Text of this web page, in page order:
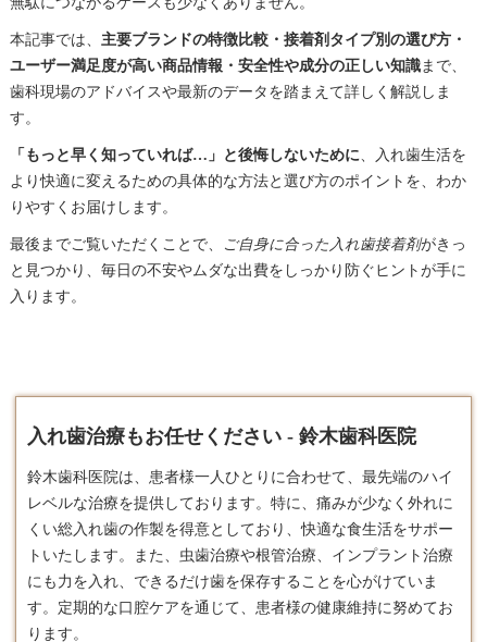
本記事では、 主要ブランドの特徴比較・接着剤タイプ別の選び方・
ユーザー満足度が高い商品情報・安全性や成分の正しい知識まで、
歯科現場のアドバイスや最新のデータを踏まえて詳しく解説しま
す。
「もっと早く知っていれば…」と後悔しないために 、入れ歯生活を
より快適に変えるための具体的な方法と選び方のポイントを、わか
りやすくお届けします。
最後までご覧いただくことで、 ご自身に合った入れ歯接着剤がきっ
と見つかり、毎日の不安やムダな出費をしっかり防ぐヒントが手に
入ります。
入れ歯治療もお任せください - 鈴木歯科医院
鈴木歯科医院は、患者様一人ひとりに合わせて、最先端のハイ
レベルな治療を提供しております。​特に、痛みが少なく外れに
くい総入れ歯の作製を得意としており、快適な食生活をサポー
トいたします。​また、虫歯治療や根管治療、インプラント治療
にも力を入れ、できるだけ歯を保存することを心がけていま
す。​定期的な口腔ケアを通じて、患者様の健康維持に努めてお
ります。